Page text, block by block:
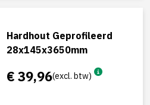
Hardhout Geprofileerd
28x145x3650mm
€ 39,96(excl. btw)